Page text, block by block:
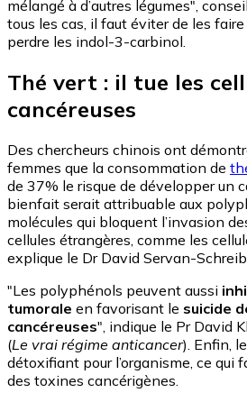
mélangé à d’autres légumes",
tous les cas, il faut éviter de les
perdre les indol-3-carbinol.
Thé vert : il tue les
cancéreuses
Des chercheurs chinois ont
femmes que la consommation de
de 37% le risque de développer un
bienfait serait attribuable aux
molécules qui bloquent l’invasion
cellules étrangères, comme les
explique le Dr David Servan-
"Les polyphénols peuvent aussi
tumorale en favorisant le suicide
cancéreuses", indique le Pr David
(Le vrai régime anticancer). Enfin,
détoxifiant pour l’organisme, ce qui
des toxines cancérigènes.